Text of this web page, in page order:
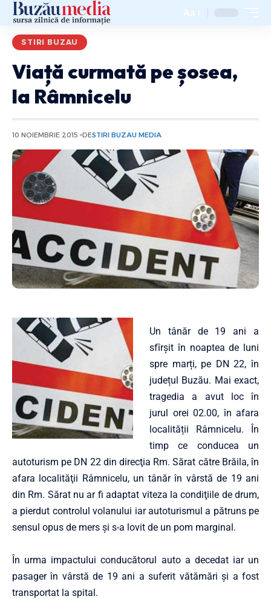
Aa
STIRI BUZAU
Viață curmată pe șosea,
la Râmnicelu
10 NOIEMBRIE 2015 DESTIRI BUZAU MEDIA
Un tânăr de 19 ani a
sfîrșit în noaptea de luni
spre marți, pe DN 22, în
județul Buzău. Mai exact,
tragedia a avut loc în
jurul orei 02.00, în afara
localității Râmnicelu. În
timp ce conducea un
autoturism pe DN 22 din direcţia Rm. Sărat către Brăila, în
afara localităţii Râmnicelu, un tânăr în vârstă de 19 ani
din Rm. Sărat nu ar fi adaptat viteza la condiţiile de drum,
a pierdut controlul volanului iar autoturismul a pătruns pe
sensul opus de mers şi s-a lovit de un pom marginal.
În urma impactului conducătorul auto a decedat iar un
pasager în vârstă de 19 ani a suferit vătămări şi a fost
transportat la spital.